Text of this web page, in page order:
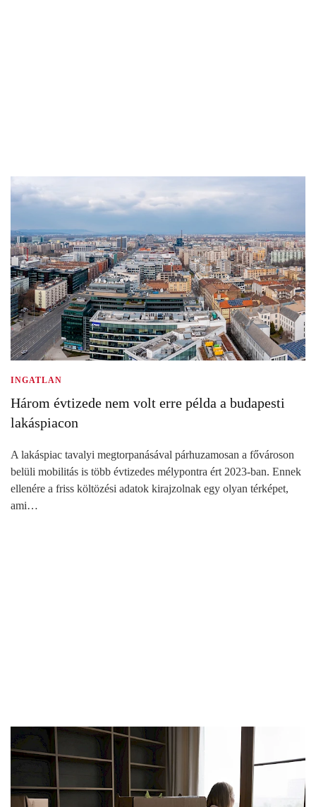
INGATLAN
Három évtizede nem volt erre példa a budapesti
lakáspiacon
A lakáspiac tavalyi megtorpanásával párhuzamosan a fővároson
belüli mobilitás is több évtizedes mélypontra ért 2023-ban. Ennek
ellenére a friss költözési adatok kirajzolnak egy olyan térképet,
ami…